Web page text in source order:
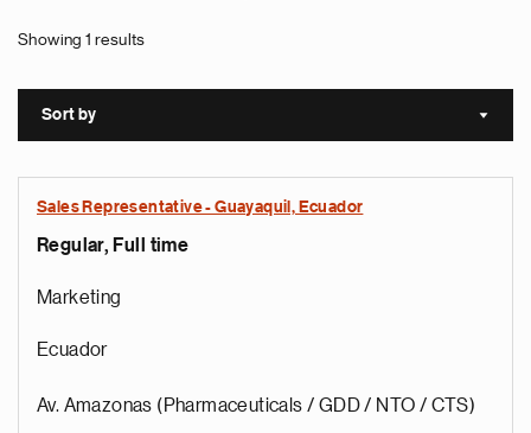
Showing 1 results
Sort by Sort
Sales Representative - Guayaquil, Ecuador
Regular, Full time
Marketing
Ecuador
Av. Amazonas (Pharmaceuticals / GDD / NTO / CTS)